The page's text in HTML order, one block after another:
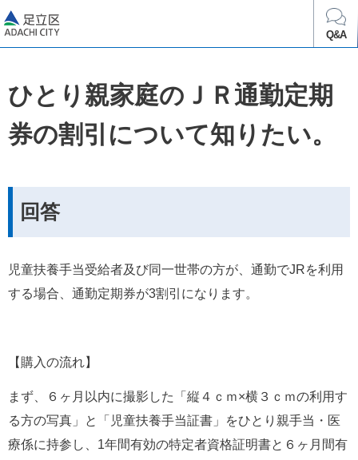
Q&A
ひとり親家庭のＪＲ通勤定期
券の割引について知りたい。
回答
児童扶養手当受給者及び同一世帯の方が、通勤でJRを利用
する場合、通勤定期券が3割引になります。
【購入の流れ】
まず、６ヶ月以内に撮影した「縦４ｃｍ×横３ｃｍの利用す
る方の写真」と「児童扶養手当証書」をひとり親手当・医
療係に持参し、1年間有効の特定者資格証明書と６ヶ月間有